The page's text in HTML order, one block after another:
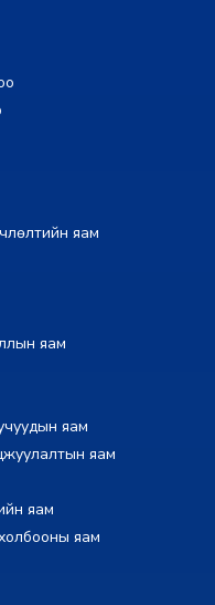
яам
яам
яам
яам
яам
яам